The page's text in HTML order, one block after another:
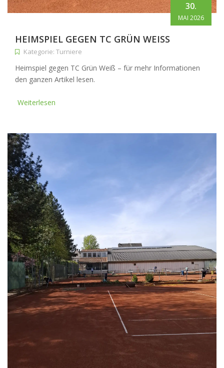
30.
MAI 2026
HEIMSPIEL GEGEN TC GRÜN WEISS
Kategorie: Turniere
Heimspiel gegen TC Grün Weiß – für mehr Informationen
den ganzen Artikel lesen.
Weiterlesen